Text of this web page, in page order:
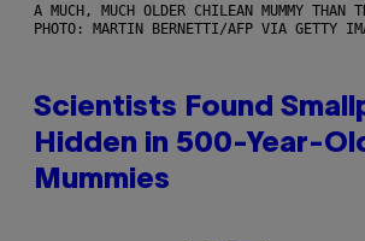
A MUCH, MUCH OLDER CHILEAN MUMMY THAN
PHOTO: MARTIN BERNETTI/AFP VIA GETTY
Scientists Found
Hidden in 500-Year-
Mummies